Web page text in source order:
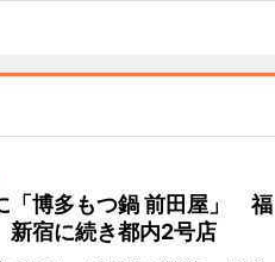
「博多もつ鍋 前田屋」 福
新宿に続き都内2号店